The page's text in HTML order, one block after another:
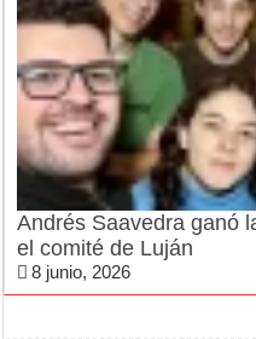
Andrés Saavedra ganó
el comité de Luján
8 junio, 2026